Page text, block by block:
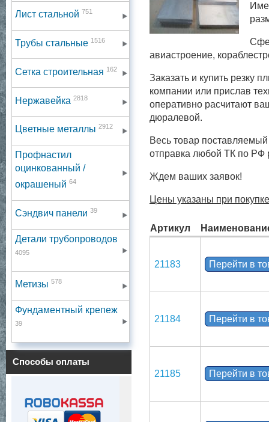
Лист стальной 751
Трубы стальные 1516
Сетка строительная 162
Нержавейка 2818
Цветные металлы 2912
Профнастил
оцинкованный /
окрашеный 64
Сэндвич панели 39
Детали трубопроводов
4095
Метизы 578
Фундаментный крепеж
39
Способы оплаты
авиастроение,
Заказать и купить резку
компании или прислав
оперативно расчитают
дюралевой.
Весь товар
отправка любой ТК по
Ждем ваших заявок!
Цены указаны при
Артикул
21183 Перейти в
21184 Перейти в
21185 Перейти в